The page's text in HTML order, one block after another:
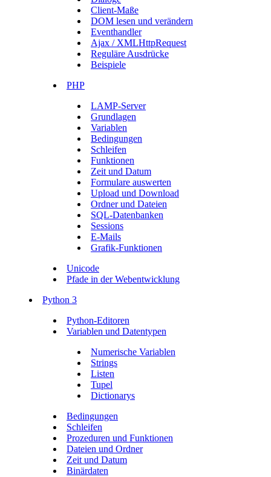
Client-Maße
DOM lesen und verändern
Eventhandler
Ajax / XMLHttpRequest
Reguläre Ausdrücke
Beispiele
PHP
LAMP-Server
Grundlagen
Variablen
Bedingungen
Schleifen
Funktionen
Zeit und Datum
Formulare auswerten
Upload und Download
Ordner und Dateien
SQL-Datenbanken
Sessions
E-Mails
Grafik-Funktionen
Unicode
Pfade in der Webentwicklung
Python 3
Python-Editoren
Variablen und Datentypen
Numerische Variablen
Strings
Listen
Tupel
Dictionarys
Bedingungen
Schleifen
Prozeduren und Funktionen
Dateien und Ordner
Zeit und Datum
Binärdaten